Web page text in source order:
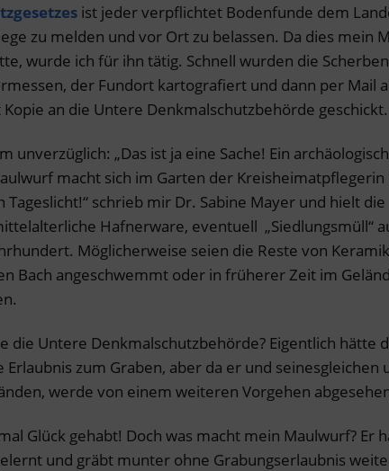
ist jeder verpflichtet Bodenfunde dem
zu melden und vor Ort zu belassen. Da dies mein
wurde ich für ihn tätig. Schnell wurden die Scherben
der Fundort kartografiert und dann per Mail
an die Untere Denkmalschutzbehörde geschickt.
unverzüglich: „Das ist ja eine Sache! Ein archäologisch
macht sich im Garten der
Tageslicht!“ schrieb mir Dr. Sabine Mayer und hielt die
Hafnerware, eventuell „Siedlungsmüll“
Möglicherweise seien die Reste von
Bach angeschwemmt oder in früherer Zeit im
die Untere Denkmalschutzbehörde? Eigentlich hätte
Erlaubnis zum Graben, aber da er und seinesgleichen
werde von einem weiteren Vorgehen
Glück gehabt! Doch was macht mein Maulwurf? Er
und gräbt munter ohne Grabungserlaubnis